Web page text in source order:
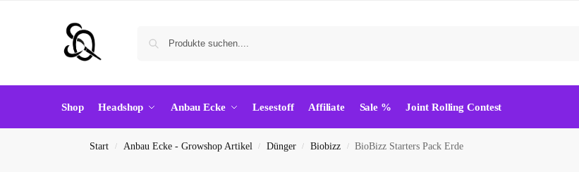
Shop Headshop Anbau Ecke Lesestoff Affiliate Sale % Joint Rolling Contest
Start / Anbau Ecke - Growshop Artikel / Dünger / Biobizz / BioBizz Starters Pack Erde